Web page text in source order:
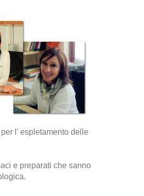
l' espletamento delle
e preparati che sanno